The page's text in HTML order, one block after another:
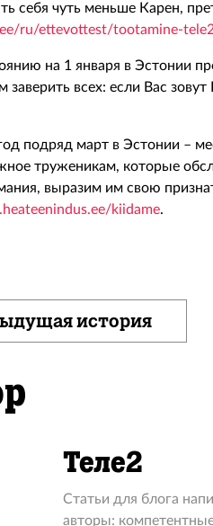
себя чуть меньше Карен,
ru/ettevottest/tootamine-
на 1 января в Эстонии
заверить всех: если Вас
подряд март в Эстонии –
труженикам, которые
выразим им свою
kiidame.
история
Теле2
Статьи для блога
авторы: